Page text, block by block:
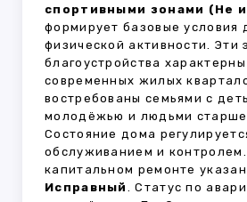
спортивными зонами (Не
формирует базовые условия
физической активности. Эти
благоустройства
современных жилых
востребованы семьями с
молодёжью и людьми
Состояние дома
обслуживанием и
капитальном ремонте
Исправный . Статус по